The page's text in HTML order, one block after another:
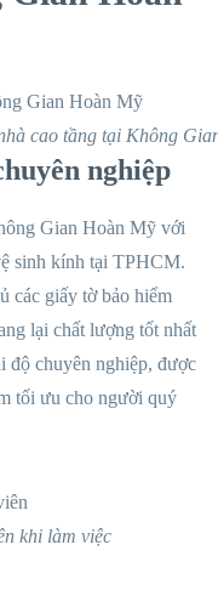
cao tầng tại Không
nghiệp
Gian Hoàn Mỹ với
sinh kính tại TPHCM.
các giấy tờ bảo hiểm
lại chất lượng tốt nhất
độ chuyên nghiệp, được
tối ưu cho người quý
khi làm việc